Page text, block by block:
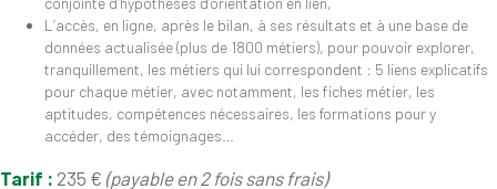
L’accès, en ligne, après le bilan, à ses résultats et à une base de
données actualisée (plus de 1800 métiers), pour pouvoir explorer,
tranquillement, les métiers qui lui correspondent : 5 liens explicatifs
pour chaque métier, avec notamment, les fiches métier, les
aptitudes, compétences nécessaires, les formations pour y
accéder, des témoignages…
Tarif : 235 € (payable en 2 fois sans frais)